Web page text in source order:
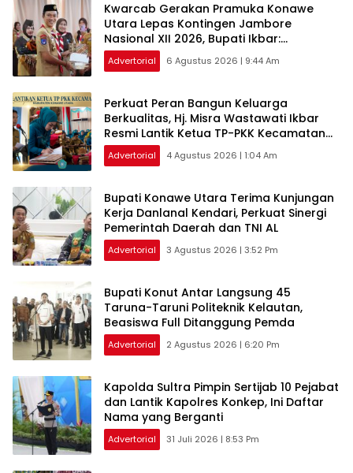
‎Kwarcab Gerakan Pramuka Konawe
Utara Lepas Kontingen Jambore
Nasional XII 2026, Bupati Ikbar:
Tunjukkan Karakter Generasi Muda
Advertorial 6 Agustus 2026 | 9:44 Am
‎Perkuat Peran Bangun Keluarga
Berkualitas, Hj. Misra Wastawati Ikbar
Resmi Lantik Ketua TP-PKK Kecamatan
se-Konawe Utara
Advertorial 4 Agustus 2026 | 1:04 Am
Bupati Konawe Utara Terima Kunjungan
Kerja Danlanal Kendari, Perkuat Sinergi
Pemerintah Daerah dan TNI AL
Advertorial 3 Agustus 2026 | 3:52 Pm
Bupati Konut Antar Langsung 45
Taruna-Taruni Politeknik Kelautan,
Beasiswa Full Ditanggung Pemda
Advertorial 2 Agustus 2026 | 6:20 Pm
‎Kapolda Sultra Pimpin Sertijab 10 Pejabat
dan Lantik Kapolres Konkep, Ini Daftar
Nama yang Berganti
Advertorial 31 Juli 2026 | 8:53 Pm